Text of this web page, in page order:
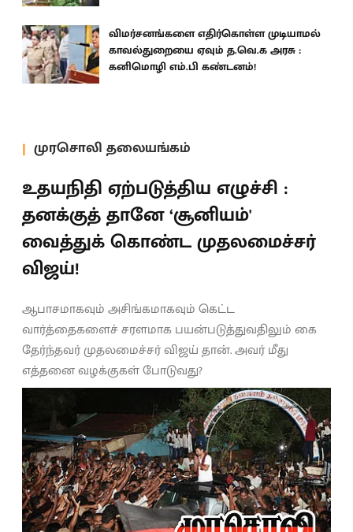
விமர்சனங்களை எதிர்கொள்ள முடியாமல்
காவல்துறையை ஏவும் த.வெ.க அரசு :
கனிமொழி எம்.பி கண்டனம்!
முரசொலி தலையங்கம்
உதயநிதி ஏற்படுத்திய எழுச்சி :
தனக்குத் தானே ‘சூனியம்'
வைத்துக் கொண்ட முதலமைச்சர்
விஜய்!
ஆபாசமாகவும் அசிங்கமாகவும் கெட்ட
வார்த்தைகளைச் சரளமாக பயன்படுத்துவதிலும் கை
தேர்ந்தவர் முதலமைச்சர் விஜய் தான். அவர் மீது
எத்தனை வழக்குகள் போடுவது?